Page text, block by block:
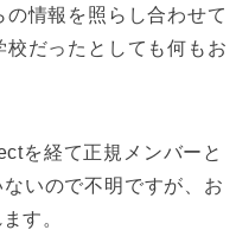
情報を照らし合わせて
だったとしても何もお
を経て正規メンバーと
いので不明ですが、お
す。